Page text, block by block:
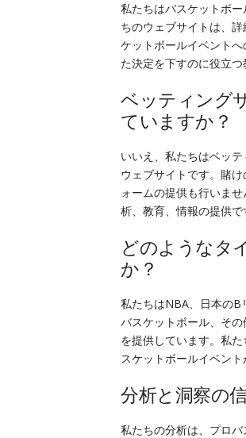
私たちはバスケットボ
ちのウェブサイトは、
ケットボールイベント
た決定を下すのに役立つ
ベッティング
ていますか？
いいえ、私たちはベッ
ウェブサイトです。賭
ォームの提供も行いま
析、教育、情報の提供で
どのようなタ
か？
私たちはNBA、日本のB
バスケットボール、そ
を提供しています。私
スケットボールイベント
分析と洞察の
私たちの分析は、プロ